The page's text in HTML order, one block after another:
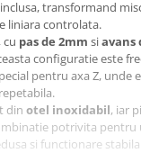
si izolatie
transformand
liniara controlata.
, cu pas de 2mm siavans
configuratie este
pentru axa Z, unde
din otel inoxidabil, iar
potrivita pentru
si functionare